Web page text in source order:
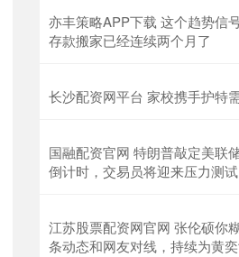
亦丰策略APP下载 这个趋势信
存款搬家已经连续两个月了
长沙配资网平台 家校携手护特
国融配资官网 特朗普敲定美联
倒计时，交易员将迎来压力测试
江苏股票配资网官网 张伦硕你
条动态和网友对线，持续为黄